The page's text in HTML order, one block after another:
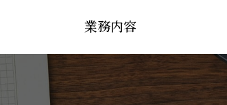
業務内容